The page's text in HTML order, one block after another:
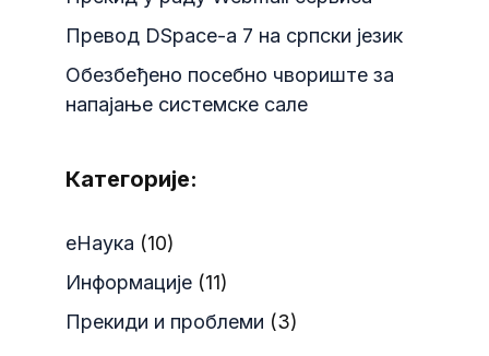
Превод DSpace-a 7 на српски језик
Обезбеђено посебно чвориште за
напајање системске сале
Категорије:
еНаука (10)
Информације (11)
Прекиди и проблеми (3)